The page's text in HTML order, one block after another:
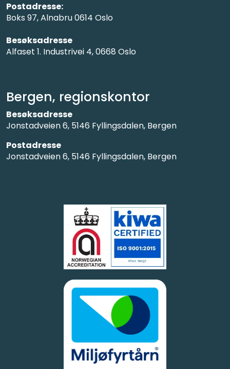
Bergen, regionskontor
Besøksadresse
Jonstadveien 6, 5146 Fyllingsdalen, Bergen
Postadresse
Jonstadveien 6, 5146 Fyllingsdalen, Bergen
Postadresse:
Boks 97, Alnabru 0614 Oslo
Besøksadresse
Alfaset 1. Industrivei 4, 0668 Oslo